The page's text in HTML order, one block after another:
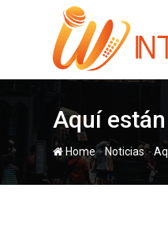
Aquí
Home-Noticias-